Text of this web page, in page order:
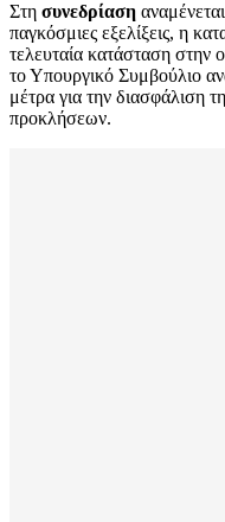
Στη συνεδρίαση
παγκόσμιες εξελίξεις, η
τελευταία κατάσταση
το Υπουργικό Συμβούλιο
μέτρα για την διασφάλιση
προκλήσεων.